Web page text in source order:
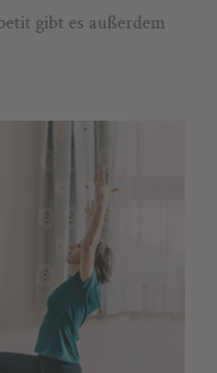
gibt es außerdem